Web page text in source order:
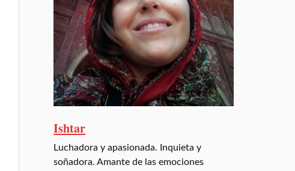
Ishtar
Luchadora y apasionada. Inquieta y
soñadora. Amante de las emociones